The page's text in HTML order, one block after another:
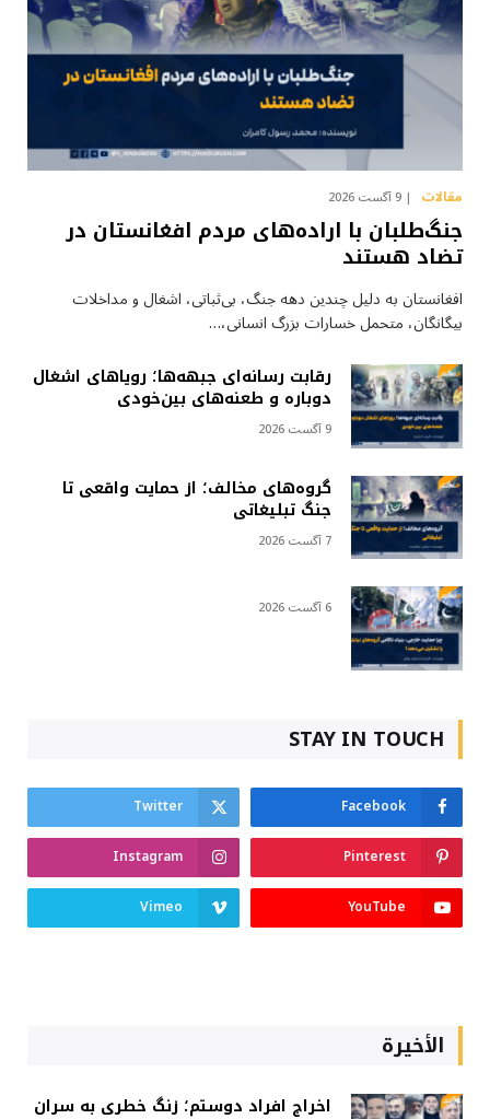
مقالات 9 آگست 2026
جنگ‌طلبان با اراده‌های مردم افغانستان در
تضاد هستند
افغانستان به دلیل چندین دهه جنگ، بی‌ثباتی، اشغال و مداخلات
بیگانگان، متحمل خسارات بزرگ انسانی،…
رقابت رسانه‌ای جبهه‌ها؛ رویاهای اشغال
دوباره و طعنه‌های بین‌خودی
9 آگست 2026
گروه‌های مخالف؛ از حمایت واقعی تا
جنگ تبلیغاتی
7 آگست 2026
6 آگست 2026
STAY IN TOUCH
Facebook
Twitter
Pinterest
Instagram
YouTube
Vimeo
الأخيرة
اخراج افراد دوستم؛ زنگ خطری به سران